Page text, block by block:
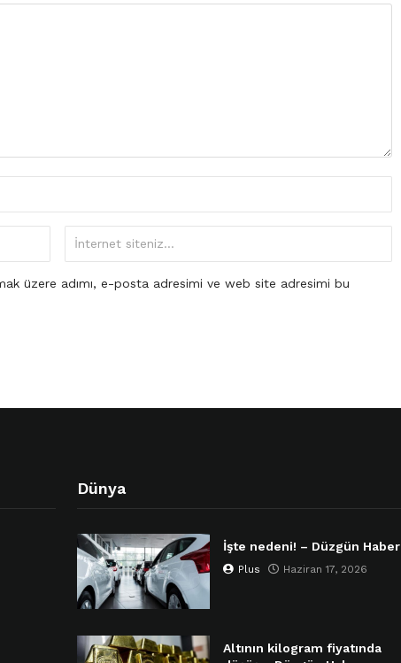
üzere adımı, e-posta adresimi ve web site adresimi bu
Dünya
İşte nedeni! – Düzgün Haber
Plus Haziran 17, 2026
Altının kilogram fiyatında